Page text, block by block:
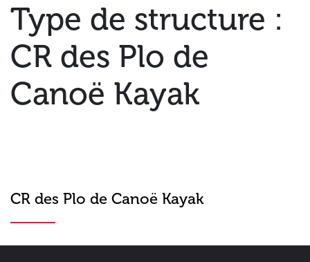
Type de structure :
CR des Plo de
Canoë Kayak
CR des Plo de Canoë Kayak